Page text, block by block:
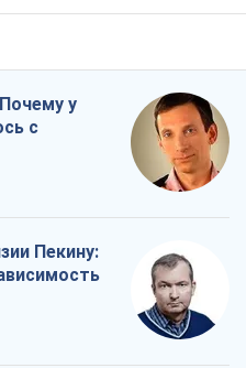
у
с
Пекину: